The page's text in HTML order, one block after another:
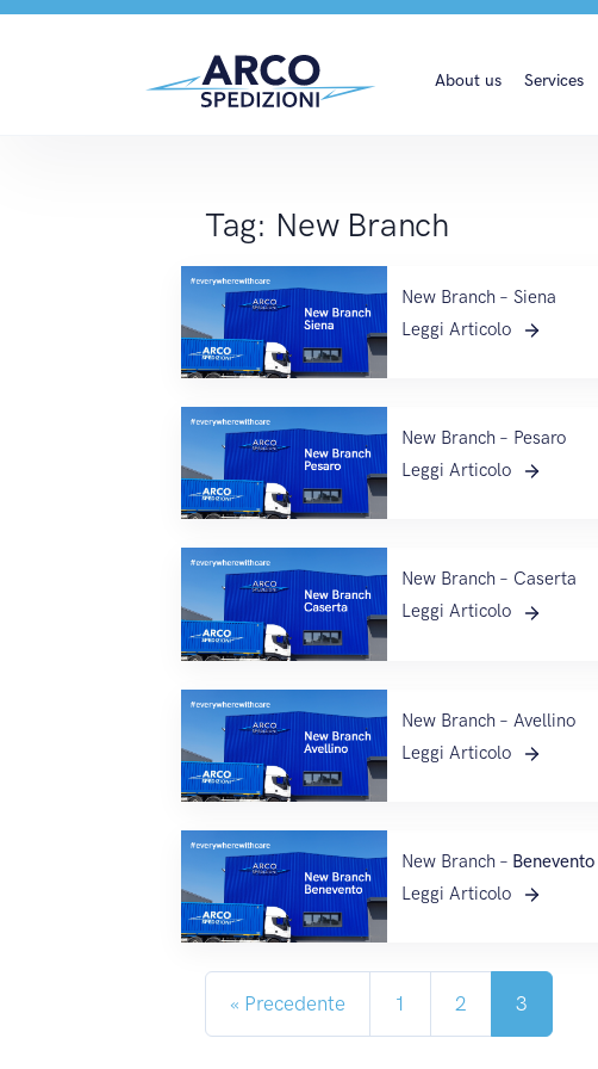
About us Services
New Branch
Tag: New Branch
New Branch – Siena
Leggi Articolo
New Branch – Pesaro
Leggi Articolo
New Branch – Caserta
Leggi Articolo
New Branch – Avellino
Leggi Articolo
New Branch – Benevento
Leggi Articolo
« Precedente 1 2 3